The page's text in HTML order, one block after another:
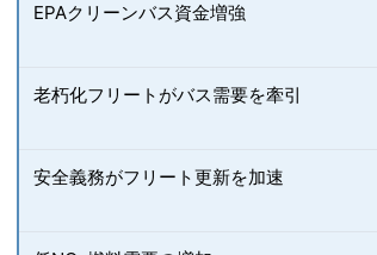
EPAクリーンバス資金増強
老朽化フリートがバス需要を牽引
安全義務がフリート更新を加速